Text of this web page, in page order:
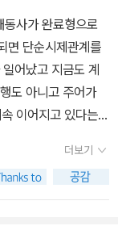
드라마에 등장하
명성을 가진 인물
는 자유인처럼 보이
아노는 그저 생계
계시지만 항상 가난
생계를 어깨에 짊
고 전 세계를 돌아다
한 피아노 공연에
사가 완료형으로
면 단순시제관계를
어났고 지금도 계
도 아니고 주어가
이어지고 있다는
간섭한다는 것이다.
중동태와깊은 관계
인데, 제기할 문제
더보기